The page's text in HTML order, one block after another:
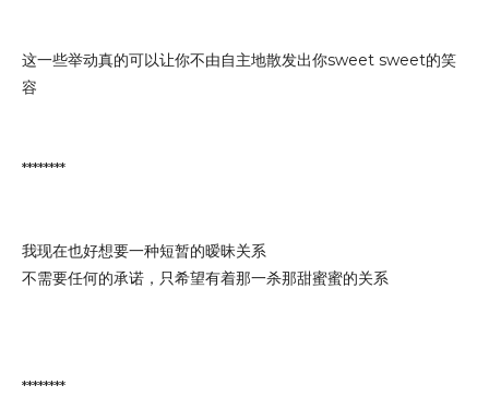
这一些举动真的可以让你不由自主地散发出你sweet sweet的笑
容
********
我现在也好想要一种短暂的暧昧关系
不需要任何的承诺，只希望有着那一杀那甜蜜蜜的关系
********